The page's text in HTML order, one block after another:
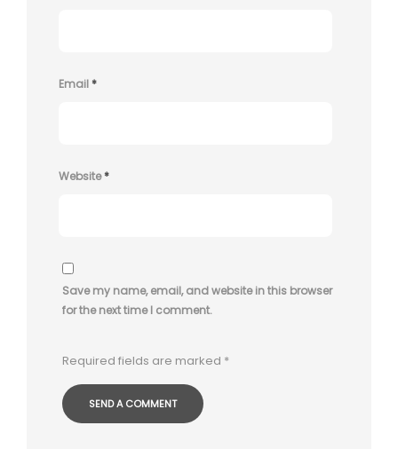
Email*
Website*
Save my name, email, and website in this browser
for the next time I comment.
Required fields are marked *